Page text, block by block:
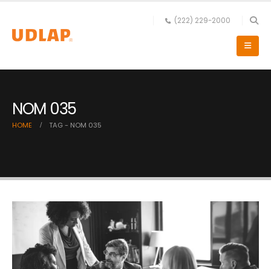
(222) 229-2000
NOM 035
HOME TAG - NOM 035